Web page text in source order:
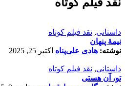
داستانی, نقد فیلم کوتاه
نیمۀ پنهان
نوشته: هادی علی‌پناه اکتبر 25, 2025
داستانی, نقد فیلم کوتاه
تو، آن هستی